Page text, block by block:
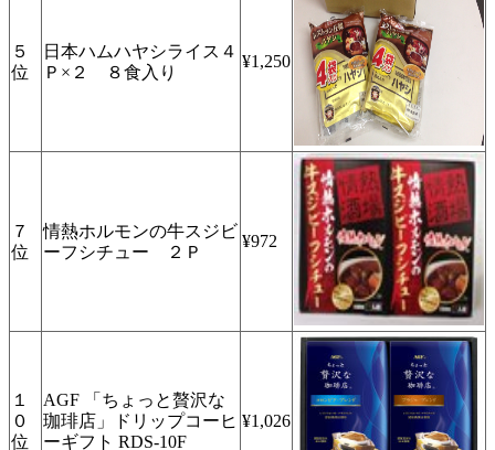
５
位
日本ハムハヤシライス４
Ｐ×２ ８食入り
¥1,250
７
位
情熱ホルモンの牛スジビ
ーフシチュー ２Ｐ
¥972
１
０
位
AGF 「ちょっと贅沢な
珈琲店」ドリップコーヒ
ーギフト RDS-10F
¥1,026